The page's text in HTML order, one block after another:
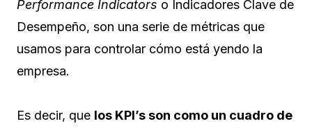
Performance Indicators o Indicadores Clave de
Desempeño, son una serie de métricas que
usamos para controlar cómo está yendo la
empresa.
Es decir, que los KPI’s son como un cuadro de